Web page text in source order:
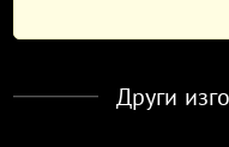
Други